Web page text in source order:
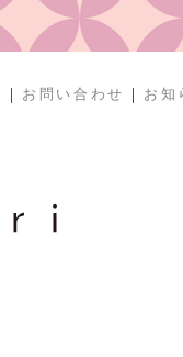
| お問い合わせ | お知